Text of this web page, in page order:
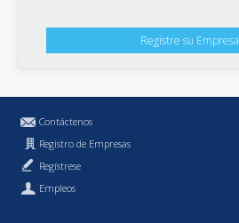
Registre su Empresa
Contáctenos
Registro de Empresas
Regístrese
Empleos